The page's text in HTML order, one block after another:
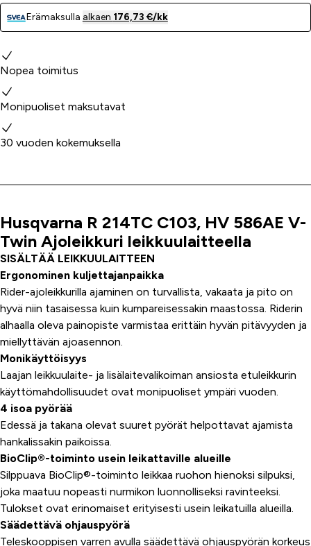
Erämaksulla alkaen 176,73 €/kk
Miksi valita meidät?
Nopea toimitus
Monipuoliset maksutavat
30 vuoden kokemuksella
Tuoteinfo
Husqvarna R 214TC C103, HV 586AE V-
Twin Ajoleikkuri leikkuulaitteella
SISÄLTÄÄ LEIKKUULAITTEEN
Ergonominen kuljettajanpaikka
Rider-ajoleikkurilla ajaminen on turvallista, vakaata ja pito on
hyvä niin tasaisessa kuin kumpareisessakin maastossa. Riderin
alhaalla oleva painopiste varmistaa erittäin hyvän pitävyyden ja
miellyttävän ajoasennon.
Monikäyttöisyys
Laajan leikkuulaite- ja lisälaitevalikoiman ansiosta etuleikkurin
käyttömahdollisuudet ovat monipuoliset ympäri vuoden.
4 isoa pyörää
Edessä ja takana olevat suuret pyörät helpottavat ajamista
hankalissakin paikoissa.
BioClip®-toiminto usein leikattaville alueille
Silppuava BioClip®-toiminto leikkaa ruohon hienoksi silpuksi,
joka maatuu nopeasti nurmikon luonnolliseksi ravinteeksi.
Tulokset ovat erinomaiset erityisesti usein leikatuilla alueilla.
Säädettävä ohjauspyörä
Teleskooppisen varren avulla säädettävä ohjauspyörän korkeus